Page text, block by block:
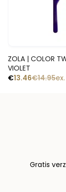
ZOLA | COLOR
VIOLET
€14.95
€13.46
Gratis